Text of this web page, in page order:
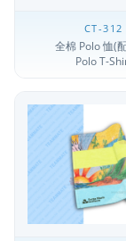
CT-312
全棉 Polo 恤(
Polo T-